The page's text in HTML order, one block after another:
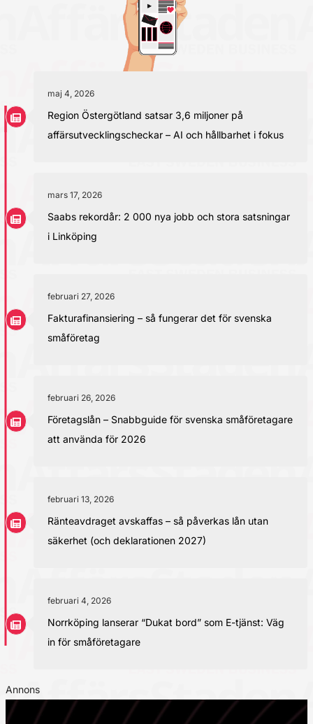
maj 4, 2026
Region Östergötland satsar 3,6 miljoner på
affärsutvecklingscheckar – AI och hållbarhet i fokus
mars 17, 2026
Saabs rekordår: 2 000 nya jobb och stora satsningar
i Linköping
februari 27, 2026
Fakturafinansiering – så fungerar det för svenska
småföretag
februari 26, 2026
Företagslån – Snabbguide för svenska småföretagare
att använda för 2026
februari 13, 2026
Ränteavdraget avskaffas – så påverkas lån utan
säkerhet (och deklarationen 2027)
februari 4, 2026
Norrköping lanserar “Dukat bord” som E-tjänst: Väg
in för småföretagare
Annons